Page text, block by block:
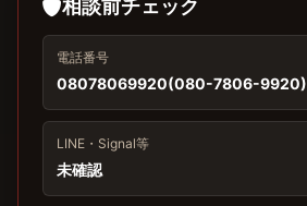
相談前チェック
電話番号
08078069920(080-7806-9920)
LINE・Signal等
未確認